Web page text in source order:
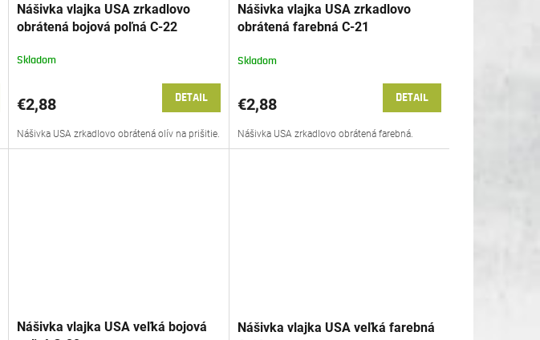
Nášivka vlajka USA zrkadlovo
obrátená bojová poľná C-22
Skladom
€2,88 DETAIL
Nášivka USA zrkadlovo obrátená olív na prišitie.
Nášivka vlajka USA zrkadlovo
obrátená farebná C-21
Skladom
€2,88 DETAIL
Nášivka USA zrkadlovo obrátená farebná.
Nášivka vlajka USA veľká bojová
Nášivka vlajka USA veľká farebná